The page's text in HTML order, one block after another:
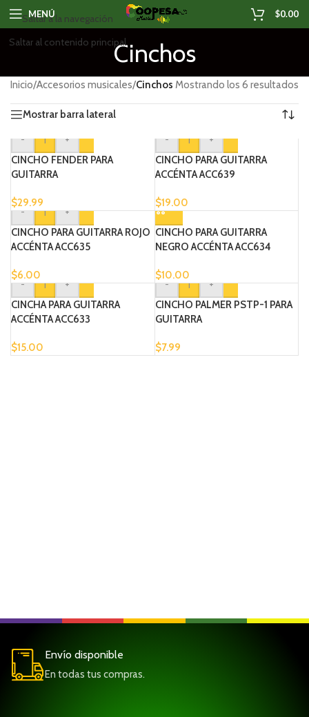
Saltar a la navegación
Saltar al contenido principal
MENÚ $0.00
Cinchos
Inicio/Accesorios musicales/Cinchos Mostrando los 6 resultados
Mostrar barra lateral
-
+
CINCHO FENDER PARA
GUITARRA
$29.99
-
+
CINCHO PARA GUITARRA
ACCÉNTA ACC639
$19.00
-
+
CINCHO PARA GUITARRA ROJO
ACCÉNTA ACC635
$6.00
CINCHO PARA GUITARRA
NEGRO ACCÉNTA ACC634
$10.00
-
+
CINCHA PARA GUITARRA
ACCÉNTA ACC633
$15.00
-
+
CINCHO PALMER PSTP-1 PARA
GUITARRA
$7.99
Envío disponible
En todas tus compras.